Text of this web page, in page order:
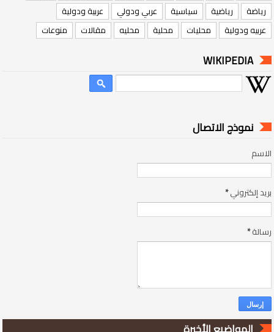
رياضة
رياضية سياسية عربي ودولي
عربية ودولية
عربيه ودولية
محليات محلية محليه مقالات منوعات
WIKIPEDIA
نموذج الاتصال
الاسم
بريد إلكتروني*
رسالة*